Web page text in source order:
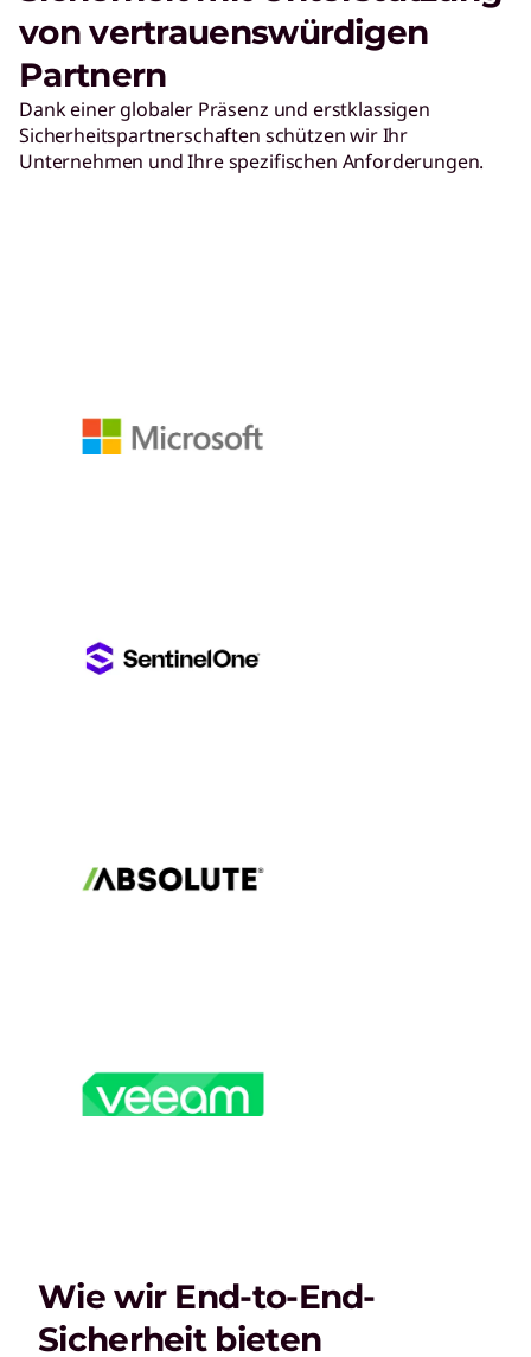
von vertrauenswürdigen
Partnern
Dank einer globaler Präsenz und erstklassigen
Sicherheitspartnerschaften schützen wir Ihr
Unternehmen und Ihre spezifischen Anforderungen.
Wie wir End-to-End-
Sicherheit bieten